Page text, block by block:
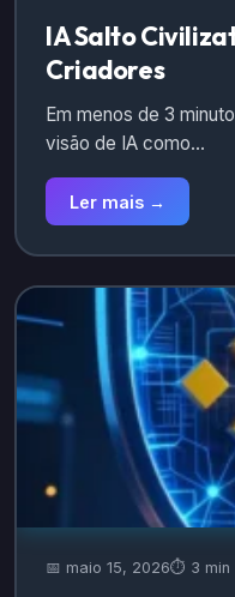
IA Salto
Criadores
Em menos de 3
visão de IA como…
Ler mais →
📅 maio 15, 2026⏱️ 3 min